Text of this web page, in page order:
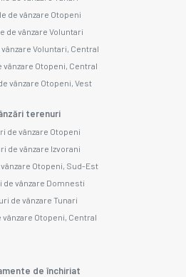
de vânzare Otopeni
de vânzare Voluntari
Voluntari, Central
vânzare Otopeni, Central
vânzare Otopeni, Vest
terenuri
de vânzare Otopeni
de vânzare Izvorani
Otopeni, Sud-Est
de vânzare Domnesti
de vânzare Tunari
Otopeni, Central
de închiriat